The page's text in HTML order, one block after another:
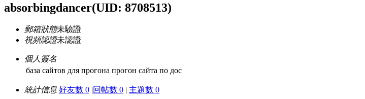
absorbingdancer(UID: 8708513)
郵箱狀態未驗證
視頻認證未認證
個人簽名
база сайтов для прогона прогон сайта по дос
統計信息 好友數 0 |回帖數 0 | 主題數 0